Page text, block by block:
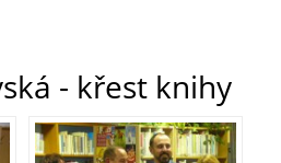
- křest knihy